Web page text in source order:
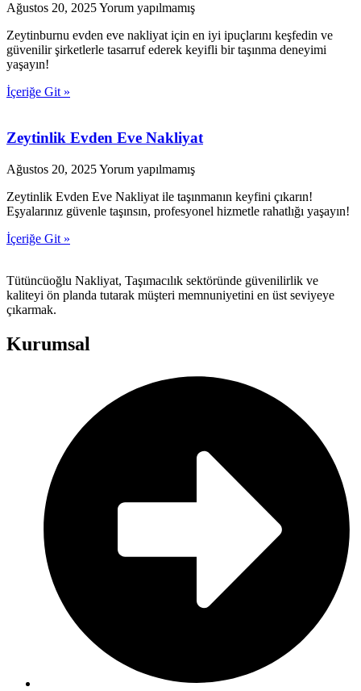
Ağustos 20, 2025Yorum yapılmamış
Zeytinburnu evden eve nakliyat için en iyi ipuçlarını keşfedin ve
güvenilir şirketlerle tasarruf ederek keyifli bir taşınma deneyimi
yaşayın!
İçeriğe Git »
Zeytinlik Evden Eve Nakliyat
Ağustos 20, 2025Yorum yapılmamış
Zeytinlik Evden Eve Nakliyat ile taşınmanın keyfini çıkarın!
Eşyalarınız güvenle taşınsın, profesyonel hizmetle rahatlığı yaşayın!
İçeriğe Git »
Tütüncüoğlu Nakliyat, Taşımacılık sektöründe güvenilirlik ve
kaliteyi ön planda tutarak müşteri memnuniyetini en üst seviyeye
çıkarmak.
Kurumsal